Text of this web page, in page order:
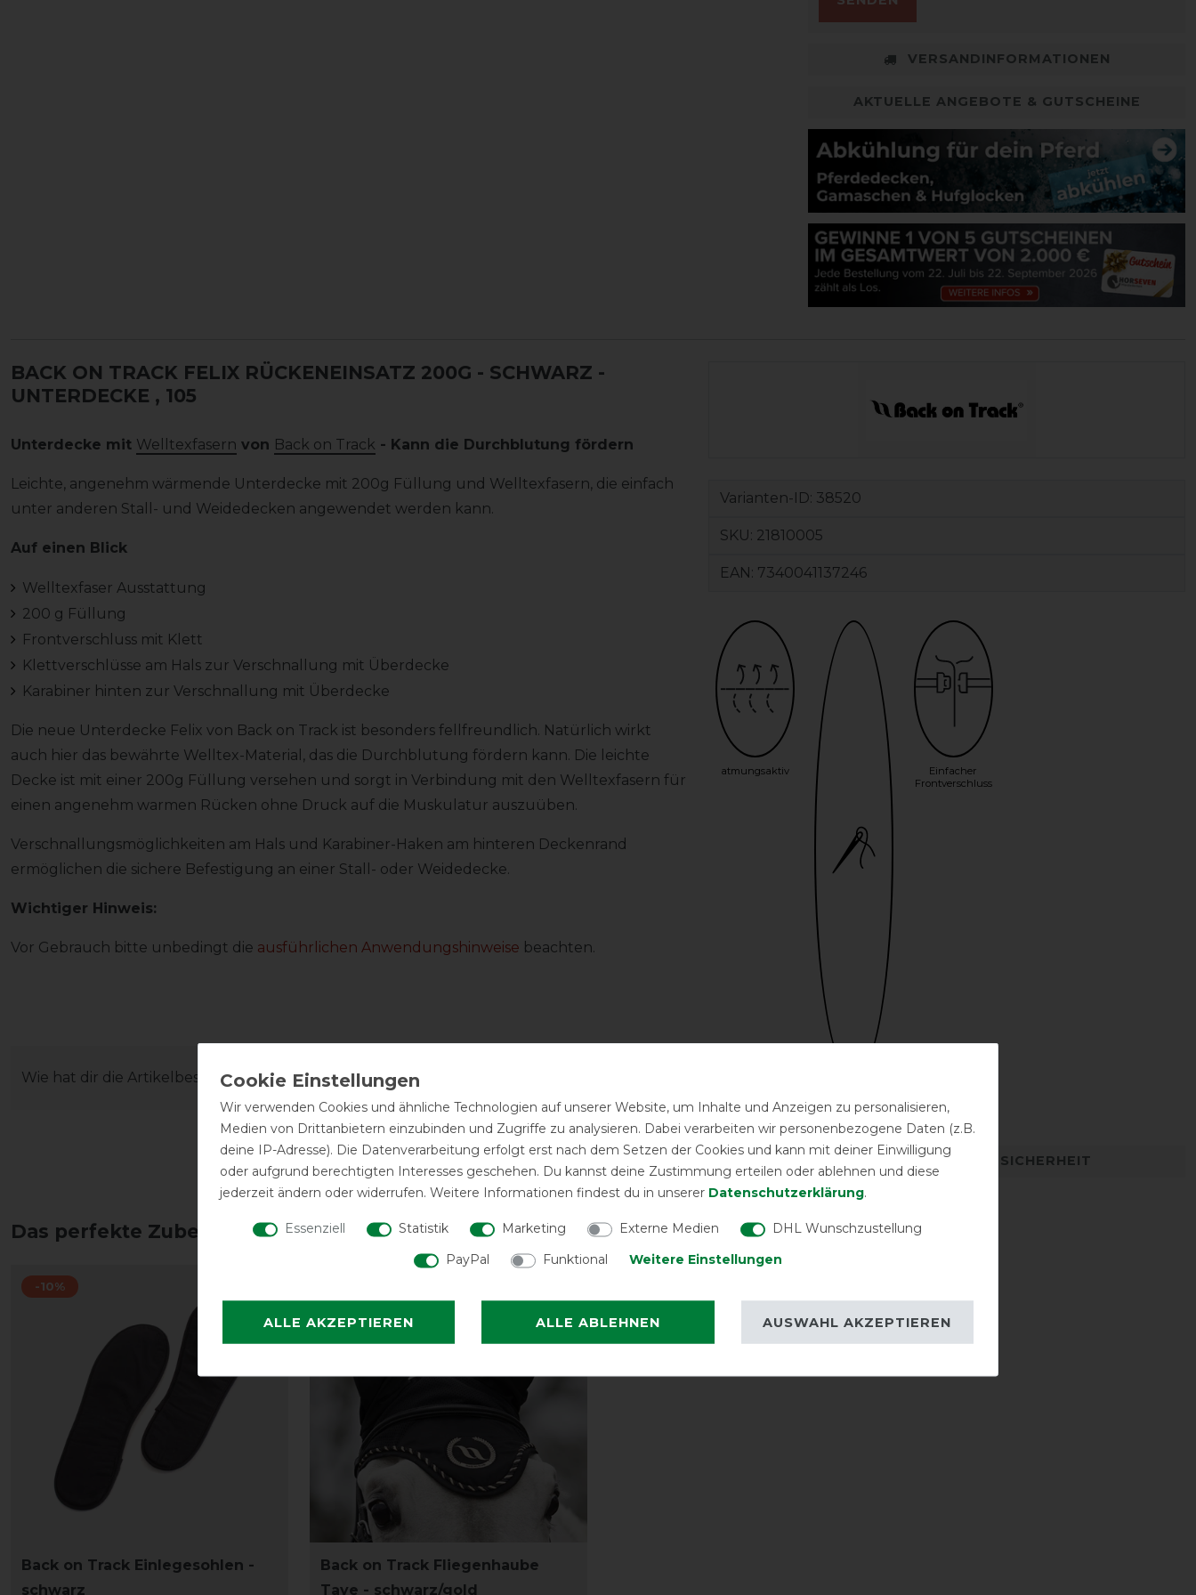
VERSANDINFORMATIONEN
AKTUELLE ANGEBOTE & GUTSCHEINE
BACK ON TRACK FELIX RÜCKENEINSATZ 200G - SCHWARZ -
UNTERDECKE , 105
Unterdecke mit Welltexfasern von Back on Track - Kann die Durchblutung fördern
Leichte, angenehm wärmende Unterdecke mit 200g Füllung und Welltexfasern, die einfach
unter anderen Stall- und Weidedecken angewendet werden kann.
Auf einen Blick
Welltexfaser Ausstattung
200 g Füllung
Frontverschluss mit Klett
Klettverschlüsse am Hals zur Verschnallung mit Überdecke
Karabiner hinten zur Verschnallung mit Überdecke
Die neue Unterdecke Felix von Back on Track ist besonders fellfreundlich. Natürlich wirkt
auch hier das bewährte Welltex-Material, das die Durchblutung fördern kann. Die leichte
Decke ist mit einer 200g Füllung versehen und sorgt in Verbindung mit den Welltexfasern für
einen angenehm warmen Rücken ohne Druck auf die Muskulatur auszuüben.
Verschnallungsmöglichkeiten am Hals und Karabiner-Haken am hinteren Deckenrand
ermöglichen die sichere Befestigung an einer Stall- oder Weidedecke.
Wichtiger Hinweis:
Vor Gebrauch bitte unbedingt die ausführlichen Anwendungshinweise beachten.
Wie hat dir die Artikelbeschreibung gefallen?
Varianten-ID: 38520
SKU: 21810005
EAN: 7340041137246
atmungsaktiv
möglich
Einfacher
Frontverschluss
DETAILS ZUR PRODUKTSICHERHEIT
Das perfekte Zubehör für dich
-10%
Back on Track Einlegesohlen -
schwarz
Back on Track Fliegenhaube
Taye - schwarz/gold
Wir verwenden Cookies und ähnliche Technologien auf unserer Website, um Inhalte und Anzeigen zu personalisieren,
Medien von Drittanbietern einzubinden und Zugriffe zu analysieren. Dabei verarbeiten wir personenbezogene Daten (z.B.
deine IP-Adresse). Die Datenverarbeitung erfolgt erst nach dem Setzen der Cookies und kann mit deiner Einwilligung
oder aufgrund berechtigten Interesses geschehen. Du kannst deine Zustimmung erteilen oder ablehnen und diese
jederzeit ändern oder widerrufen. Weitere Informationen findest du in unserer Daten­schutz­erklärung.
Essenziell Statistik Marketing Externe Medien
DHL Wunschzustellung
PayPal
Funktional Weitere Einstellungen
ALLE AKZEPTIEREN ALLE ABLEHNEN AUSWAHL AKZEPTIEREN